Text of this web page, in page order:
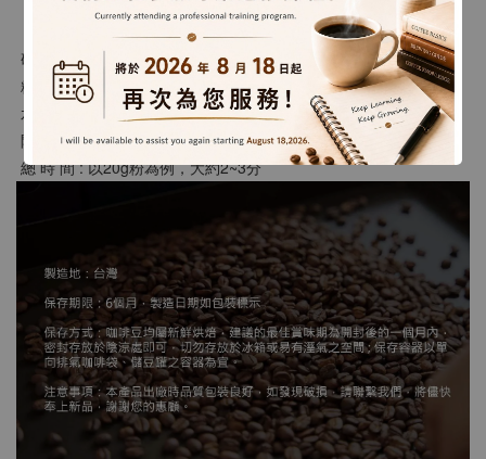
【沖煮建議】
研  磨 : 類似二號砂糖粗細
粉 水 比 : 1:15 ~ 18
水  溫 : 88 ~ 90度
悶蒸時間 : 30秒
總 時 間 : 以20g粉為例，大約2~3分